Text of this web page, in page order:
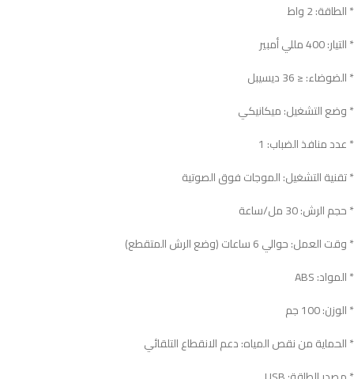
* الطاقة: 2 واط
* التيار: 400 مللي أمبير
* الضوضاء: ≤ 36 ديسيبل
* وضع التشغيل: ميكانيكي
* عدد منافذ الضباب: 1
* تقنية التشغيل: الموجات فوق الصوتية
* حجم الرش: 30 مل/ساعة
* وقت العمل: حوالي 6 ساعات (وضع الرش المتقطع)
* المواد: ABS
* الوزن: ‎100 جم
* الحماية من نقص المياه: دعم الانقطاع التلقائي